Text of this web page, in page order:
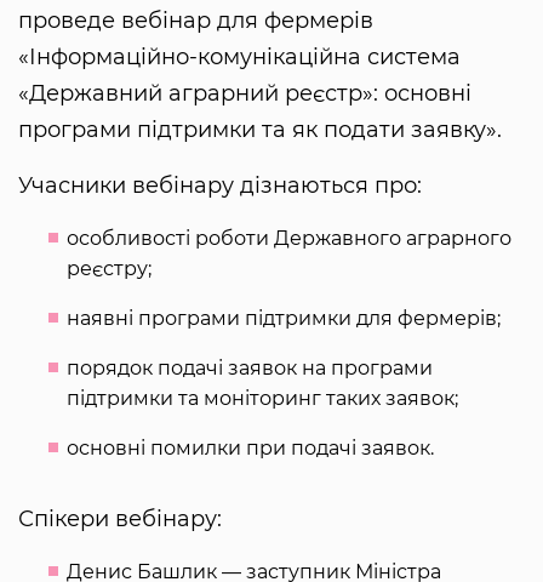
проведе вебінар для фермерів
«Інформаційно-комунікаційна система
«Державний аграрний реєстр»: основні
програми підтримки та як подати заявку».
Учасники вебінару дізнаються про:
особливості роботи Державного аграрного
реєстру;
наявні програми підтримки для фермерів;
порядок подачі заявок на програми
підтримки та моніторинг таких заявок;
основні помилки при подачі заявок.
Спікери вебінару:
Денис Башлик — заступник Міністра